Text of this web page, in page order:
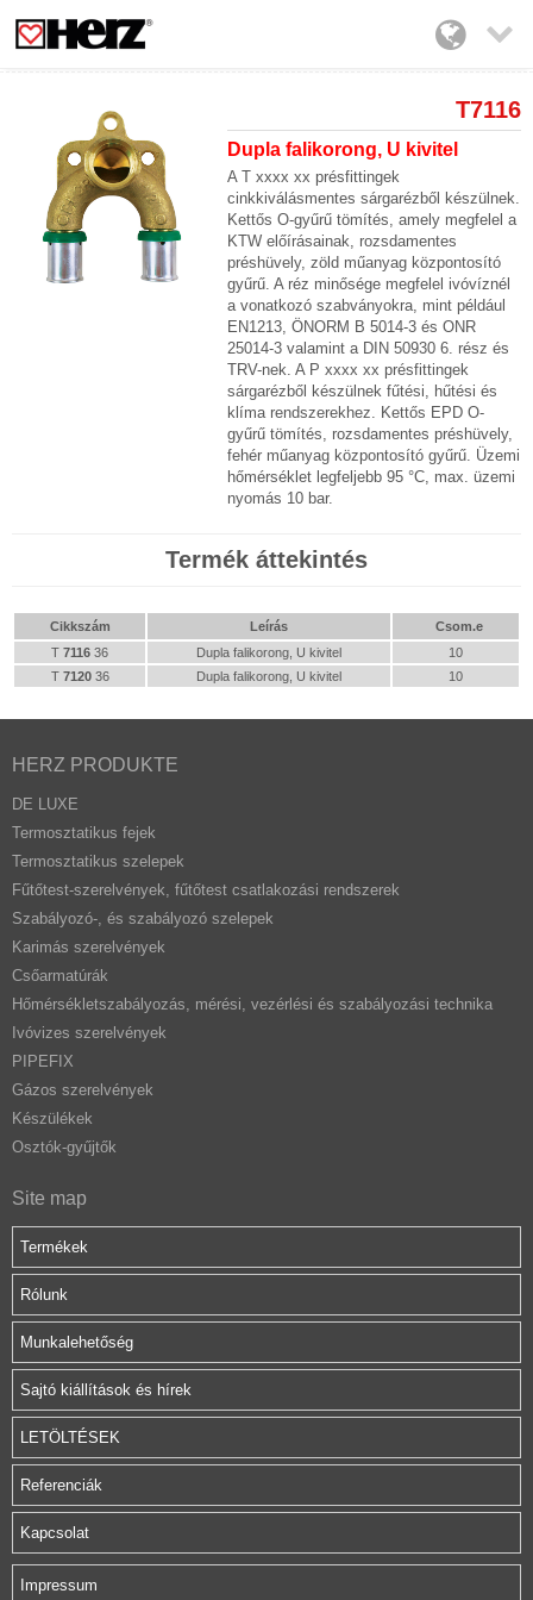

T7116
Dupla falikorong, U kivitel
A T xxxx xx présfittingek
cinkkiválásmentes sárgarézből készülnek.
Kettős O-gyűrű tömítés, amely megfelel a
KTW előírásainak, rozsdamentes
préshüvely, zöld műanyag központosító
gyűrű. A réz minősége megfelel ivóvíznél
a vonatkozó szabványokra, mint például
EN1213, ÖNORM B 5014-3 és ONR
25014-3 valamint a DIN 50930 6. rész és
TRV-nek. A P xxxx xx présfittingek
sárgarézből készülnek fűtési, hűtési és
klíma rendszerekhez. Kettős EPD O-
gyűrű tömítés, rozsdamentes préshüvely,
fehér műanyag központosító gyűrű. Üzemi
hőmérséklet legfeljebb 95 °C, max. üzemi
nyomás 10 bar.
Termék áttekintés
Cikkszám Leírás
Csom.e
T 7116 36 Dupla falikorong, U kivitel
10
T 712036 Dupla falikorong, U kivitel 10
HERZ PRODUKTE
DE LUXE
Termosztatikus fejek
Termosztatikus szelepek
Fűtőtest-szerelvények, fűtőtest csatlakozási rendszerek
Szabályozó-, és szabályozó szelepek
Karimás szerelvények
Csőarmatúrák
Hőmérsékletszabályozás, mérési, vezérlési és szabályozási technika
Ivóvizes szerelvények
PIPEFIX
Gázos szerelvények
Készülékek
Osztók-gyűjtők
Site map
Termékek
Rólunk
Munkalehetőség
Sajtó kiállítások és hírek
LETÖLTÉSEK
Referenciák
Kapcsolat
Impressum